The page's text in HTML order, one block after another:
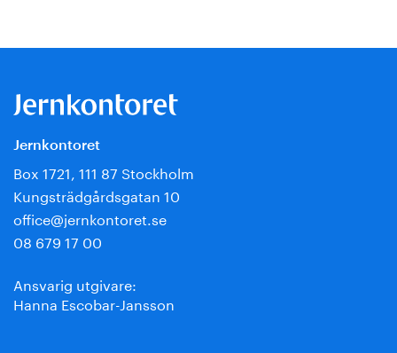
Jernkontoret
Box 1721, 111 87 Stockholm
Kungsträdgårdsgatan 10
office@jernkontoret.se
08 679 17 00
Ansvarig utgivare:
Hanna Escobar-Jansson